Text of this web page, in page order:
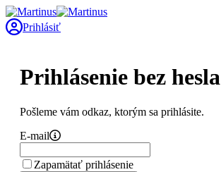
Prihlásiť
Prihlásenie bez hesla
Pošleme vám odkaz, ktorým sa prihlásite.
E-mail
Zapamätať prihlásenie